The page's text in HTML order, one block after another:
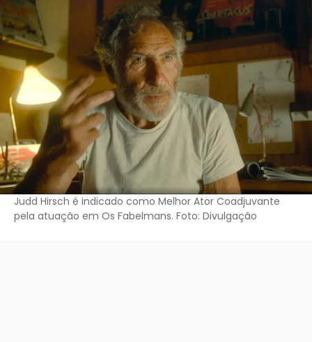
Judd Hirsch é indicado como Melhor Ator Coadjuvante
pela atuação em Os Fabelmans. Foto: Divulgação